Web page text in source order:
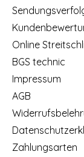
Online
BGS technic
Impressum
AGB
Zahlungsarten